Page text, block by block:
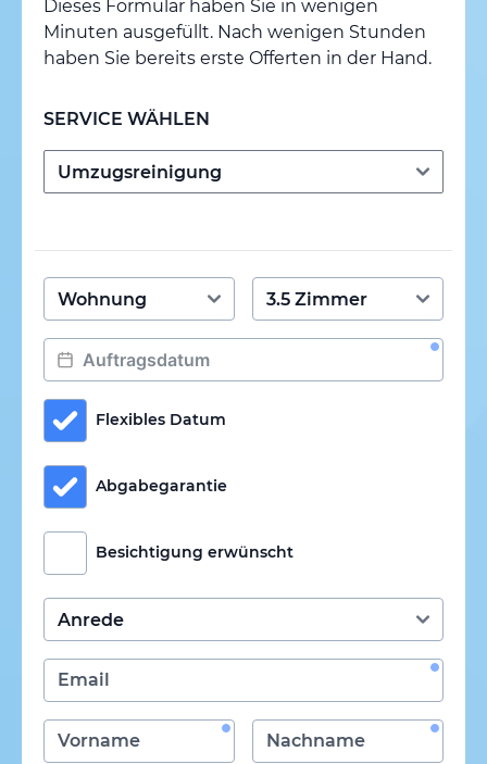
Dieses Formular haben Sie in wenigen
Minuten ausgefüllt. Nach wenigen Stunden
haben Sie bereits erste Offerten in der Hand.
SERVICE WÄHLEN
Flexibles Datum
Abgabegarantie
Besichtigung erwünscht